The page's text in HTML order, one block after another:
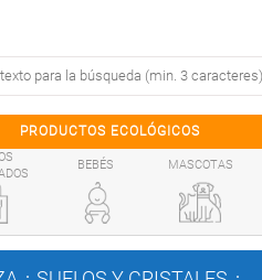
PRODUCTOS ECOLÓGICOS
BEBÉS MASCOTAS
. .